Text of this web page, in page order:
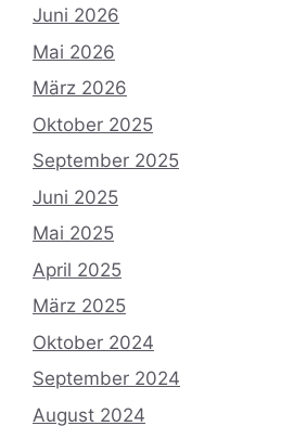
Juni 2026
Mai 2026
März 2026
Oktober 2025
September 2025
Juni 2025
Mai 2025
April 2025
März 2025
Oktober 2024
September 2024
August 2024